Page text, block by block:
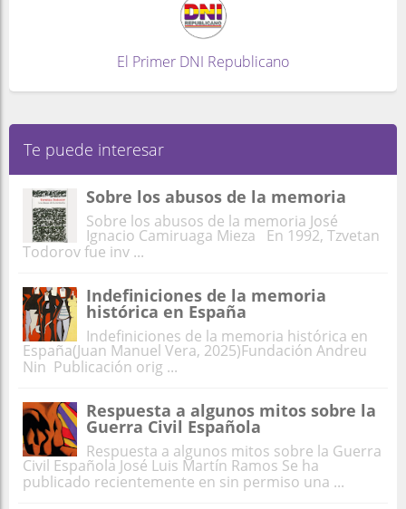
El Primer DNI Republicano
Te puede interesar
Sobre los abusos de la memoria
Sobre los abusos de la memoria José
Ignacio Camiruaga Mieza En 1992, Tzvetan
Todorov fue inv ...
Indefiniciones de la memoria
histórica en España
Indefiniciones de la memoria histórica en
España(Juan Manuel Vera, 2025)Fundación Andreu
Nin Publicación orig ...
Respuesta a algunos mitos sobre la
Guerra Civil Española
Respuesta a algunos mitos sobre la Guerra
Civil Española José Luis Martín Ramos Se ha
publicado recientemente en sin permiso una ...